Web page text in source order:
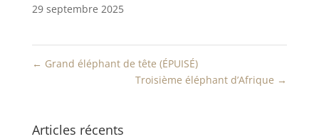
29 septembre 2025
← Grand éléphant de tête (ÉPUISÉ)
Troisième éléphant d’Afrique →
Articles récents